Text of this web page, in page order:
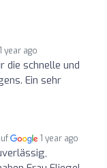
1 year ago
die schnelle und
Ein sehr
1 year ago